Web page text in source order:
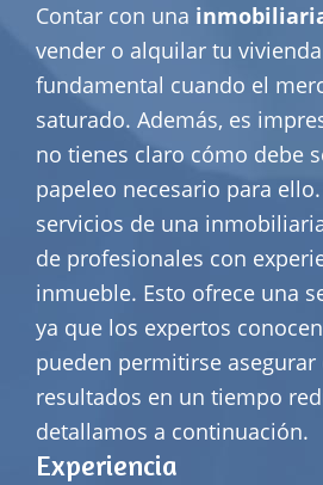
Contar con una
vender o alquilar tu
fundamental cuando el
saturado. Además, es
no tienes claro cómo debe
papeleo necesario para ello.
servicios de una
de profesionales con
inmueble. Esto ofrece una
ya que los expertos
pueden permitirse
resultados en un tiempo
detallamos a continuación.
Experiencia